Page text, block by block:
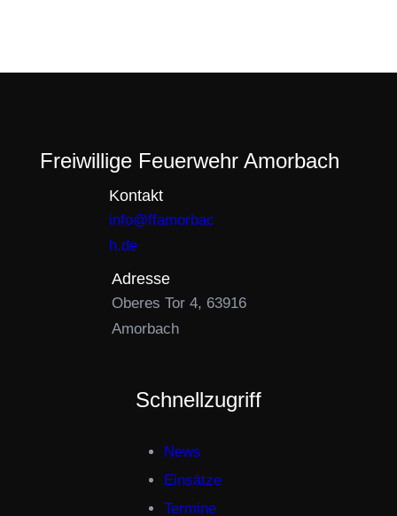
Freiwillige Feuerwehr Amorbach
Kontakt
info@ffamorbac
h.de
Adresse
Oberes Tor 4, 63916
Amorbach
Schnellzugriff
News
Einsätze
Termine